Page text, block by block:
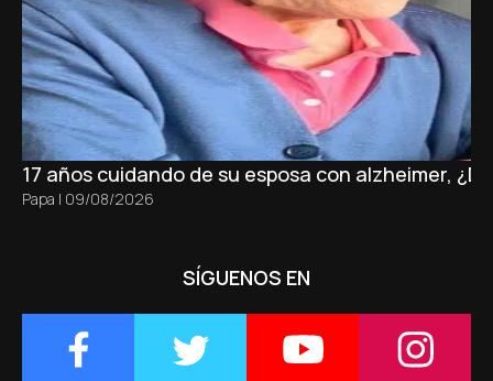
17 años cuidando de su esposa con alzheimer,
Papa | 09/08/2026
SÍGUENOS EN